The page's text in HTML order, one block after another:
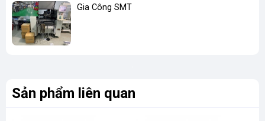
Gia Công SMT
Sản phẩm liên quan